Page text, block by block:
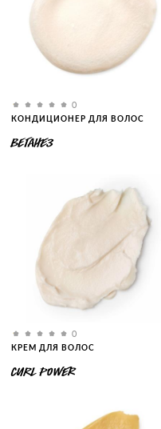
0
КОНДИЦИОНЕР ДЛЯ ВОЛОС
ВЕГАНЕЗ
0
КРЕМ ДЛЯ ВОЛОС
CURL POWER